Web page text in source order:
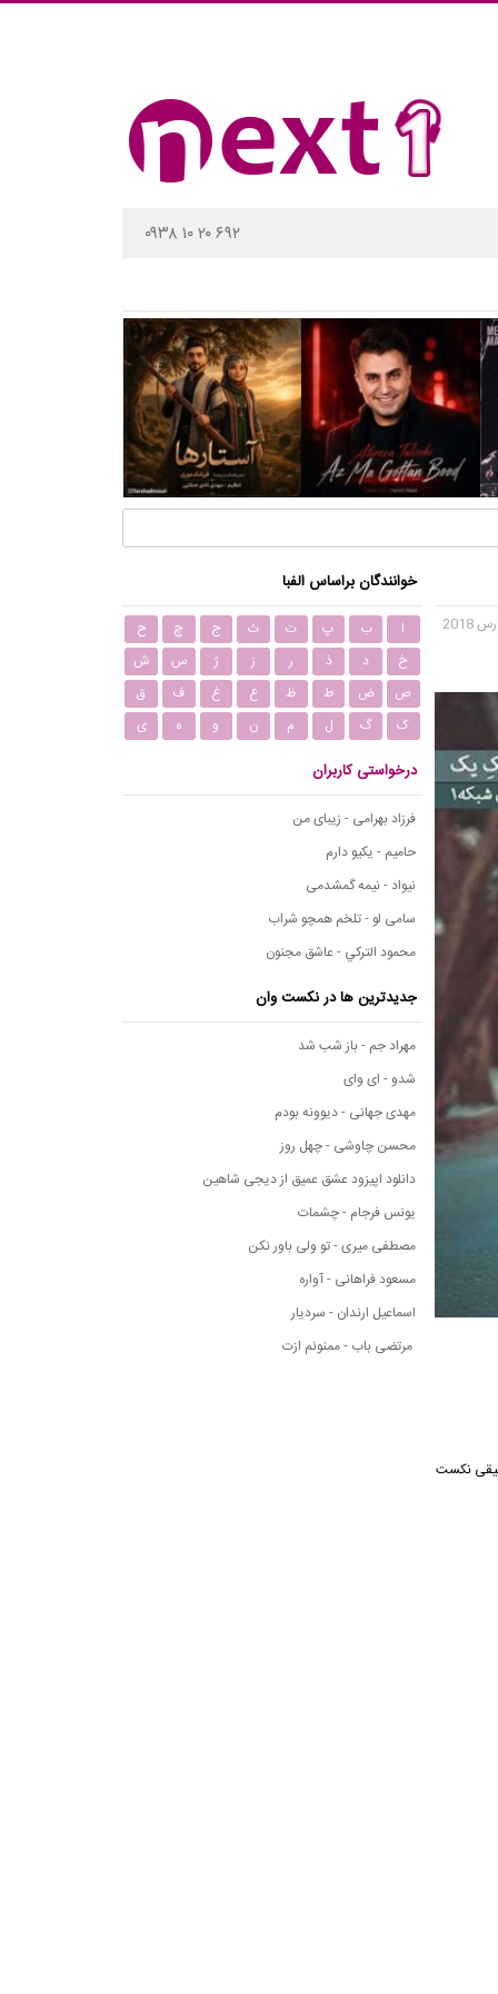
۰۹۳۸ ۱۰ ۲۰ ۶۹۲
موسیقی نکست
خوانندگان براساس الفبا
ا ب پ ت ث ج چ
ح
خ
د ذ ر ز ژ س
ش
ص
ض ط ظ ع غ ف
ق
ک
گ ل م ن و ه ی
درخواستی کاربران
فرزاد بهرامی - زیبای من
حامیم - یکیو دارم
نیواد - نیمه گمشدمی
سامی لو - تلخم همچو شراب
محمود التركي - عاشق مجنون
جدیدترین ها در نکست وان
مهراد جم - باز شب شد
شدو - ای وای
مهدی جهانی - دیوونه بودم
محسن چاوشی - چهل روز
دانلود اپیزود عشق عمیق از دیجی شاهین
یونس فرجام - چشمات
مصطفی میری - تو ولی باور نکن
مسعود فراهانی - آواره
اسماعیل ارندان - سردیار
مرتضی باب - ممنونم ازت